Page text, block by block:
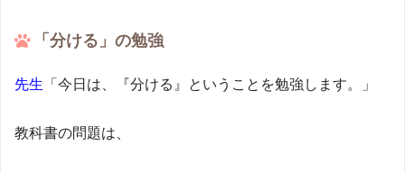
「分ける」の勉強
先生 「今日は、『分ける』ということを勉強します。」
教科書の問題は、